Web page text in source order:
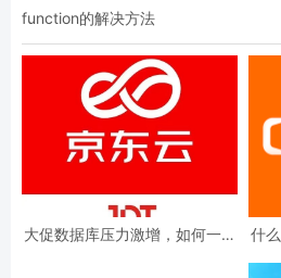
function的解决方法
大促数据库压力激增，如何一眼
什